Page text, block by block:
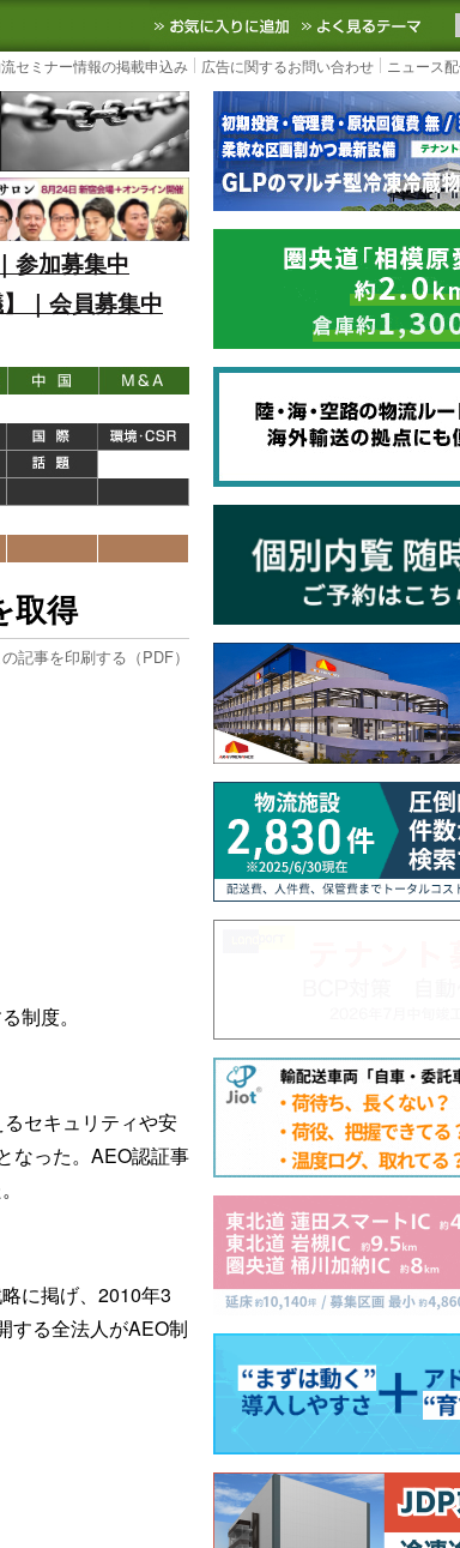
サイト
SCMなど国内外の最新の物流ニュースをお届け
お気に入りに追加
セミナー情報の掲載申込み 広告に関するお問い合わせ ニュース
参加募集中
｜会員募集中
取得
記事を印刷する（PDF）
制度。
セキュリティや安
なった。AEO認証事
に掲げ、2010年3
する全法人がAEO制